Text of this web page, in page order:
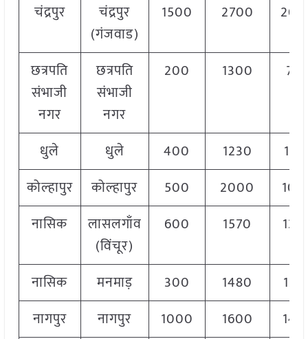
चंद्रपुर
चंद्रपुर
(गंजवाड)
1500 2700
छत्रपति
संभाजी
नगर
छत्रपति
संभाजी
नगर
200 1300
धुले धुले 400 1230
कोल्हापुर
कोल्हापुर 500 2000
नासिक
लासलगाँव
(विंचूर)
600 1570
नासिक मनमाड़ 300 1480
नागपुर
नागपुर 1000 1600